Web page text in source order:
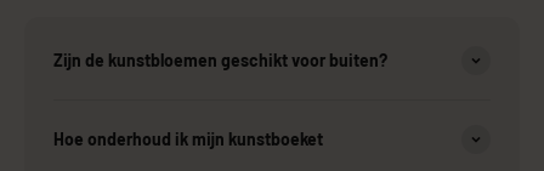
Zijn de kunstbloemen geschikt voor buiten?
Hoe onderhoud ik mijn kunstboeket